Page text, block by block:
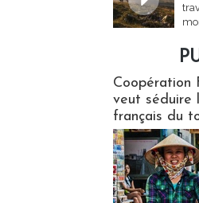
Coopération
veut séduire
français du